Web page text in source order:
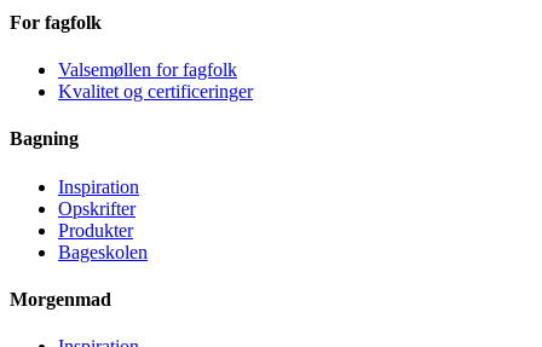
For fagfolk
Valsemøllen for fagfolk
Kvalitet og certificeringer
Bagning
Inspiration
Opskrifter
Produkter
Bageskolen
Morgenmad